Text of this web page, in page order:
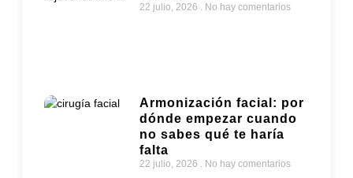
dónde empezar cuando
no sabes qué te haría
falta
22 julio, 2026